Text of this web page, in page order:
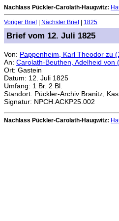
Nachlass Pückler-Carolath-Haugwitz:
Voriger Brief| Nächster Brief| 1825
Brief vom 12. Juli 1825
Von: Pappenheim, Karl Theodor zu
An: Carolath-Beuthen, Adelheid von
Ort: Gastein
Datum: 12. Juli 1825
Umfang: 1 Br. 2 Bl.
Standort: Pückler-Archiv Branitz,
Signatur: NPCH.ACKP25.002
Nachlass Pückler-Carolath-Haugwitz: